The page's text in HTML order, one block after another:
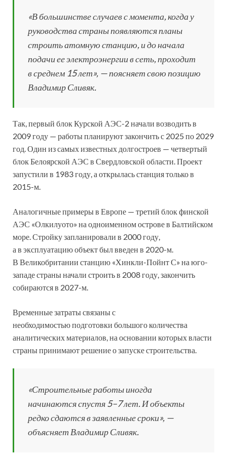
«В большинстве случаев с момента, когда у
руководства страны появляются планы
строить атомную станцию, и до начала
подачи ее электроэнергии в сеть, проходит
в среднем 15 лет», — поясняет свою позицию
Владимир Сливяк.
Так, первый блок Курской АЭС-2 начали возводить в
2009 году — работы планируют закончить с 2025 по 2029
год. Один из самых известных долгостроев — четвертый
блок Белоярской АЭС в Свердловской области. Проект
запустили в 1983 году, а открылась станция только в
2015-м.
Аналогичные примеры в Европе — третий блок финской
АЭС «Олкилуото» на одноименном острове в Балтийском
море. Стройку запланировали в 2000 году,
а в эксплуатацию объект был введен в 2020-м.
В Великобритании станцию «Хинкли-Пойнт С» на юго-
западе страны начали строить в 2008 году, закончить
собираются в 2027-м.
Временные затраты связаны с
необходимостью подготовки большого количества
аналитических материалов, на основании которых власти
страны принимают решение о запуске строительства.
«Строительные работы иногда
начинаются спустя 5–7 лет. И объекты
редко сдаются в заявленные сроки», —
объясняет Владимир Сливяк.